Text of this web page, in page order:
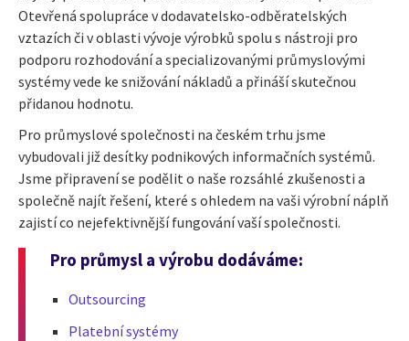
Otevřená spolupráce v dodavatelsko-odběratelských
vztazích či v oblasti vývoje výrobků spolu s nástroji pro
podporu rozhodování a specializovanými průmyslovými
systémy vede ke snižování nákladů a přináší skutečnou
přidanou hodnotu.
Pro průmyslové společnosti na českém trhu jsme
vybudovali již desítky podnikových informačních systémů.
Jsme připravení se podělit o naše rozsáhlé zkušenosti a
společně najít řešení, které s ohledem na vaši výrobní náplň
zajistí co nejefektivnější fungování vaší společnosti.
Pro průmysl a výrobu dodáváme:
Outsourcing
Platební systémy